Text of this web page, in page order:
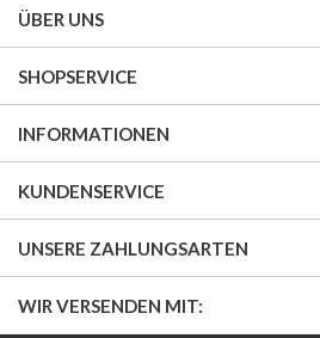
ÜBER UNS
SHOPSERVICE
INFORMATIONEN
KUNDENSERVICE
UNSERE ZAHLUNGSARTEN
WIR VERSENDEN MIT: